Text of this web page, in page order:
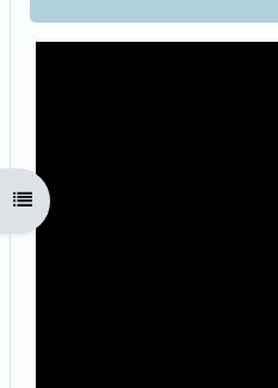
Open course index